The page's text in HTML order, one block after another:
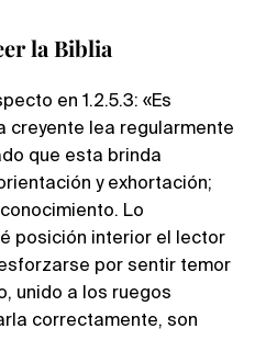
la Biblia
en 1.2.5.3: «Es
creyente lea regularmente
que esta brinda
y exhortación;
Lo
posición interior el lector
por sentir temor
unido a los ruegos
correctamente, son